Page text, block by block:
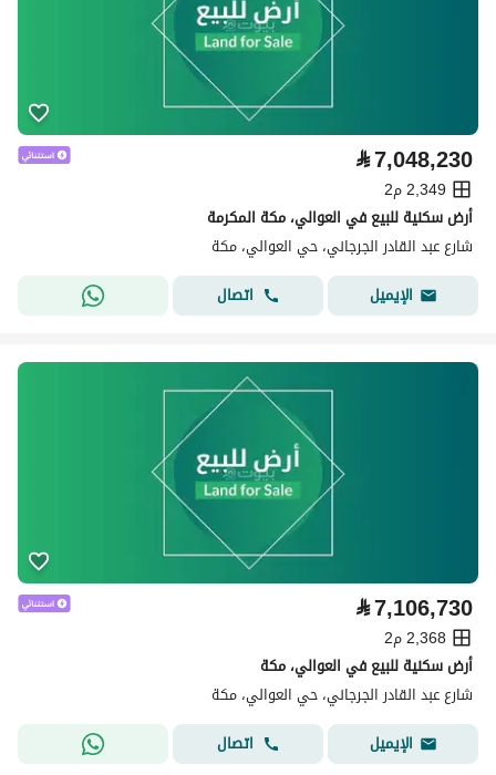
⃁7,048,230
2,349 م2
أرض سكنية للبيع في العوالي، مكة المكرمة
شارع عبد القادر الجرجاني، حي العوالي، مكة
الإيميل
اتصال
⃁7,106,730
2,368 م2
أرض سكنية للبيع في العوالي، مكة
شارع عبد القادر الجرجاني، حي العوالي، مكة
الإيميل
اتصال